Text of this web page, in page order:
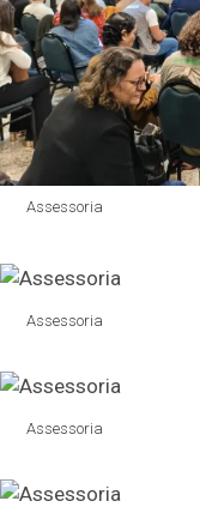
Assessoria
Assessoria
Assessoria